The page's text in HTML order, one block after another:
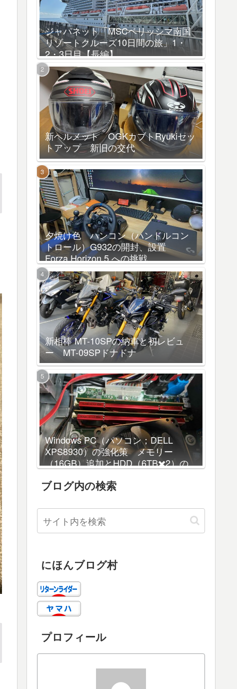
ジャパネット「MSCベリッシマ南国
リゾートクルーズ10日間の旅」1・
2・3日目【長編】
新ヘルメット OGKカブトRyukiセッ
トアップ 新旧の交代
夕焼け色 ハンコン（ハンドルコン
トロール）G932の開封、設置
Forza Horizon 5 への挑戦
新相棒 MT-10SPの納車と初レビュ
ー MT-09SPドナドナ
Windows PC（パソコン；DELL
XPS8930）の強化策 メモリー
（16GB）追加とHDD（6TB✖️2）の
ブログ内の検索
にほんブログ村
プロフィール